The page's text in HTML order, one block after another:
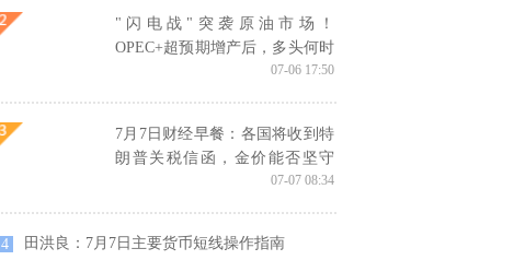
"闪电战"突袭原油市场！
OPEC+超预期增产后，多头何时
07-06 17:50
7月7日财经早餐：各国将收到特
朗普关税信函，金价能否坚守
3330关口？OPEC+同意超预期增
07-07 08:34
4 田洪良：7月7日主要货币短线操作指南